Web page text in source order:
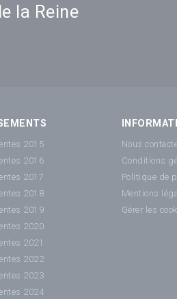
la Reine
2015
2016
2017
2018
2019
2020
2021
2022
2023
2024
Nous
Conditions
Politique de
Mentions
Gérer les